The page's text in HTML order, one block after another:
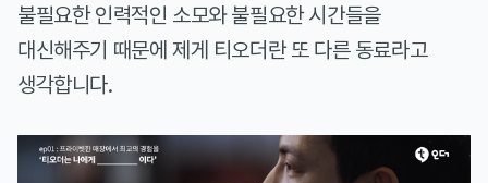
불필요한 인력적인 소모와 불필요한 시간들을
대신해주기 때문에 제게 티오더란 또 다른 동료라고
생각합니다.